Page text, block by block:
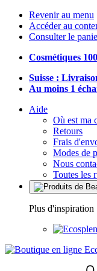
Revenir au menu
Accéder au
Consulter le
Cosmétiques
Suisse :
Au moins 1
Aide
Où est ma
Retours
Frais
Modes de
Nous
Toutes les
Plus d'inspiration